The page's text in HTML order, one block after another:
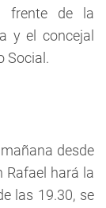
frente de la
y el concejal
Social.
desde
Rafael hará la
las 19.30, se